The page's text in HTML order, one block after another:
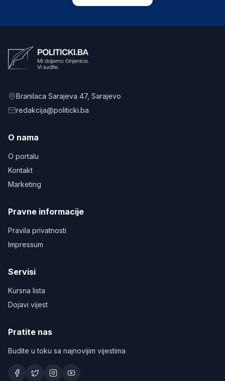
Branilaca Sarajeva 47, Sarajevo
redakcija@politicki.ba
O nama
O portalu
Kontakt
Marketing
Pravne informacije
Pravila privatnosti
Impressum
Servisi
Kursna lista
Dojavi vijest
Pratite nas
Budite u toku sa najnovijim vijestima